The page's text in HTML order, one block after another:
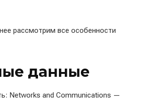
рассмотрим все особенности
данные
Networks and Communications —